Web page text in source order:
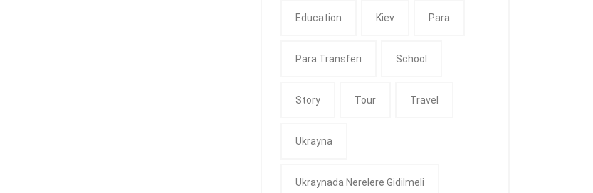
Education Kiev Para
Para Transferi School
Story Tour Travel
Ukrayna
Ukraynada Nerelere Gidilmeli